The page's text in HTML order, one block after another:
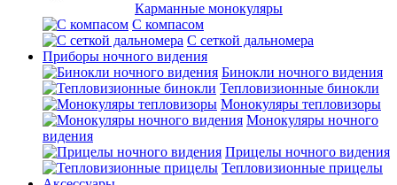
Карманные монокуляры
С компасом
С сеткой дальномера
Приборы ночного видения
Бинокли ночного видения
Тепловизионные бинокли
Монокуляры тепловизоры
Монокуляры ночного
видения
Прицелы ночного видения
Тепловизионные прицелы